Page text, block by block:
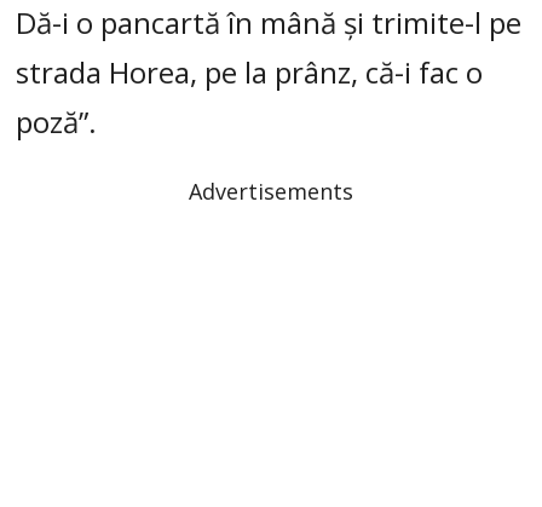
Dă-i o pancartă în mână și trimite-l pe
strada Horea, pe la prânz, că-i fac o
poză”.
Advertisements